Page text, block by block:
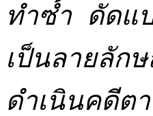
ทำซ้ำ ดัดแ
เป็นลายลัก
ดำเนินคดีต